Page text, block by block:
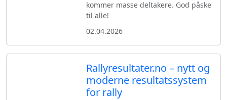
kommer masse deltakere. God påske
til alle!
02.04.2026
Rallyresultater.no – nytt og
moderne resultatssystem
for rally